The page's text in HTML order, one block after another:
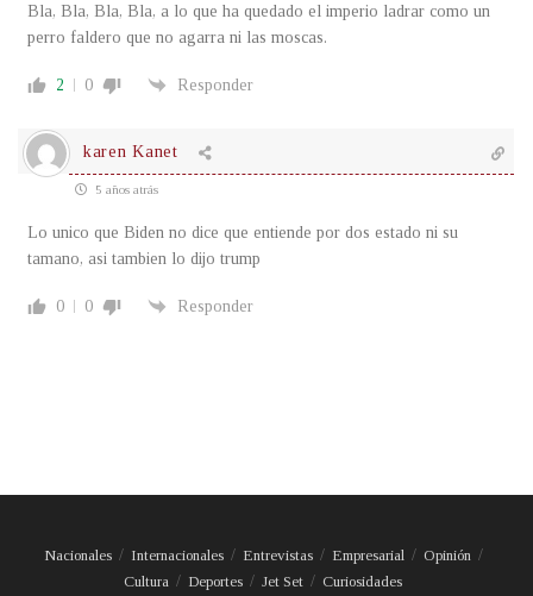
Bla, Bla, Bla, Bla, a lo que ha quedado el imperio ladrar como un
perro faldero que no agarra ni las moscas.
2 0 Responder
karen Kanet
5 años atrás
Lo unico que Biden no dice que entiende por dos estado ni su
tamano, asi tambien lo dijo trump
0 0 Responder
Nacionales Internacionales Entrevistas Empresarial
Opinión
Cultura
Deportes Jet Set Curiosidades